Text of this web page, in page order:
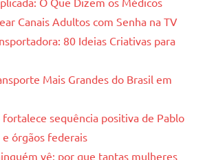
Canais Adultos com Senha na TV
80 Ideias Criativas para
Mais Grandes do Brasil em
fortalece sequência positiva de Pablo
órgãos federais
vê: por que tantas mulheres